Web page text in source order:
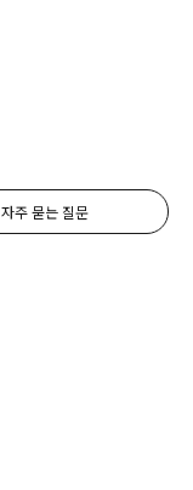
자주 묻는 질문